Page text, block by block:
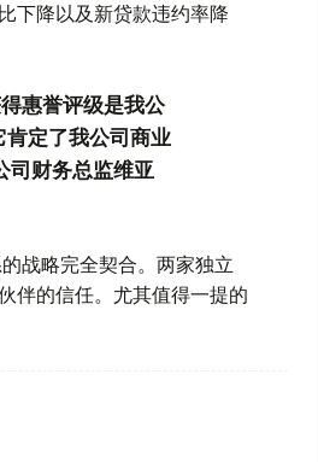
下降以及新贷款违约率降
惠誉评级是我公
定了我公司商业
司财务总监维亚
战略完全契合。两家独立
伴的信任。尤其值得一提的